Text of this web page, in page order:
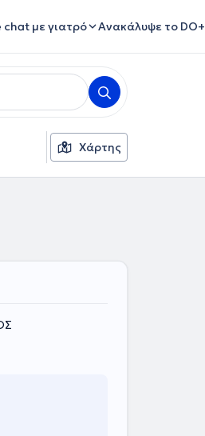
chat με γιατρό Ανακάλυψε το DO+
Χάρτης